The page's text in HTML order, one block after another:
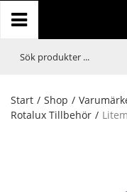
Start / Shop /
Rotalux Tillbehör /